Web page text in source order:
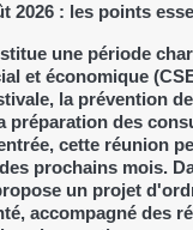
2026 : les points
une période
et économique
la prévention
préparation des
cette réunion
prochains mois.
un projet
accompagné des